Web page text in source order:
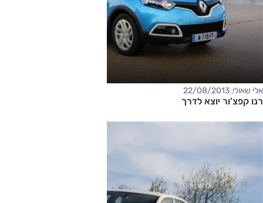
אלי שאולי, 22/08/2013
רנו קפצ'ור יוצא לדרך